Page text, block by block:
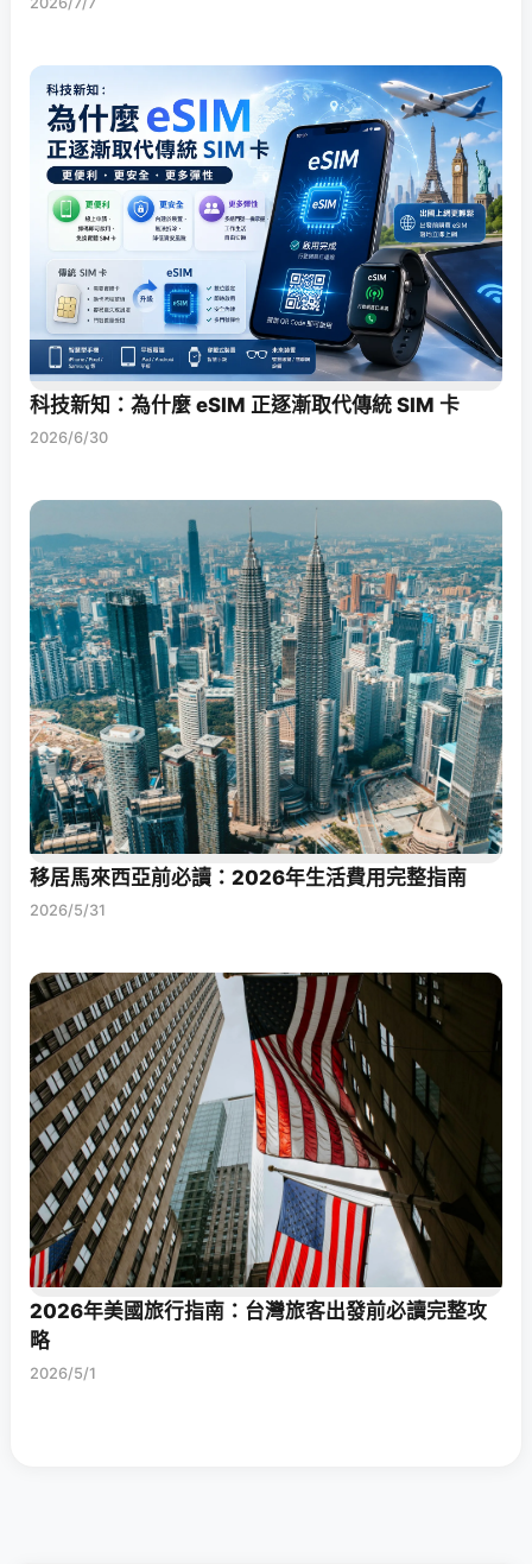
科技新知：為什麼 eSIM 正逐漸取代傳統 SIM 卡
2026/6/30
移居馬來西亞前必讀：2026年生活費用完整指南
2026/5/31
2026年美國旅行指南：台灣旅客出發前必讀完整攻
略
2026/5/1